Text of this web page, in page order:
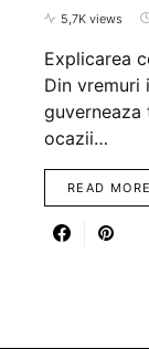
5,7K views
Explicarea
Din vremuri
guverneaza
ocazii…
READ MORE